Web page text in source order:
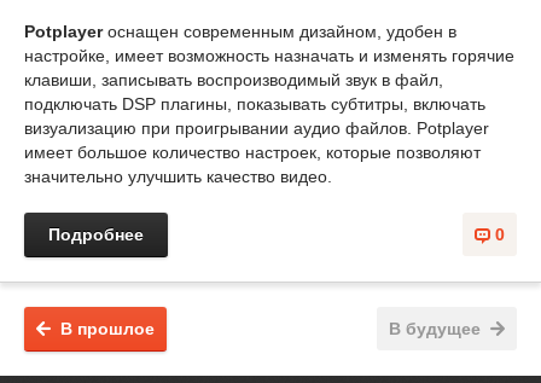
Potplayerоснащен современным дизайном, удобен в
настройке, имеет возможность назначать и изменять горячие
клавиши, записывать воспроизводимый звук в файл,
подключать DSP плагины, показывать субтитры, включать
визуализацию при проигрывании аудио файлов. Potplayer
имеет большое количество настроек, которые позволяют
значительно улучшить качество видео.
0
Подробнее
В будущее
В прошлое